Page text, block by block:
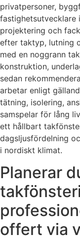
privatpersoner,
fastighetsutvecklare
projektering och
efter taktyp, lutning
med en noggrann
konstruktion,
sedan
arbetar enligt
tätning, isolering,
samspelar för lång
ett hållbart
dagsljusfördelning
i nordiskt klimat.
Planerar
offert via